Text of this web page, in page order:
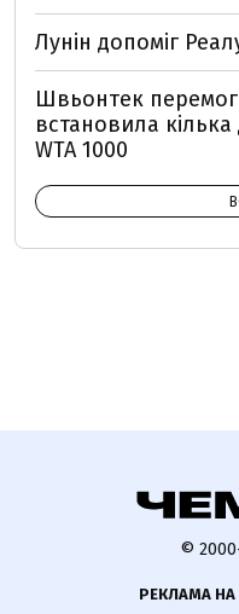
Лунін допоміг
Швьонтек
встановила
WTA 1000
©
РЕКЛАМА НА